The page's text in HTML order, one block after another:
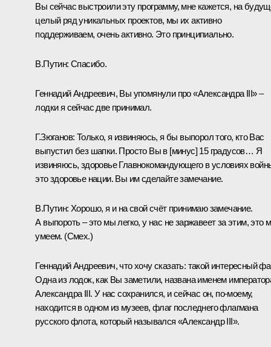
Вы сейчас выстроили эту программу, мне кажется, на
целый ряд уникальных проектов, мы их активно
поддерживаем, очень активно. Это принципиально.
В.Путин: Спасибо.
Геннадий Андреевич, Вы упомянули про «Александра III» –
лодки я сейчас две принимал.
Г.Зюганов: Только, я извиняюсь, я бы выпорол того, кто Вас
выпустил без шапки. Просто Вы в [минус] 15 градусов… Я
извиняюсь, здоровье Главнокомандующего в условиях
это здоровье нации. Вы им сделайте замечание.
В.Путин: Хорошо, я и на свой счёт принимаю замечание.
А выпороть – это мы легко, у нас не заржавеет за этим, это
умеем. (Смех.)
Геннадий Андреевич, что хочу сказать: такой интересный
Одна из лодок, как Вы заметили, названа именем
Александра III. У нас сохранился, и сейчас он, по-моему,
находится в одном из музеев, флаг последнего флагмана
русского флота, который назывался «Александр III».